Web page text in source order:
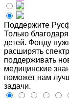
Поддержите
Только
детей. Фонду
расширять
поддерживать
медицинские
поможет нам
задачи.